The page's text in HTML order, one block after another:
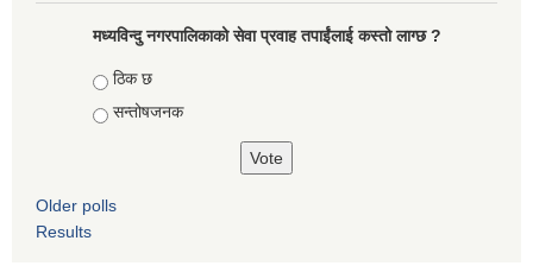
मध्यविन्दु नगरपालिकाको सेवा प्रवाह तपाईंलाई कस्तो लाग्छ ?
Choices
ठिक छ
सन्तोषजनक
Older polls
Results